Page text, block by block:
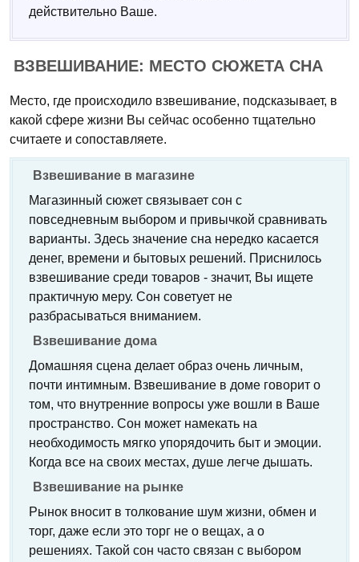
действительно Ваше.
ВЗВЕШИВАНИЕ: МЕСТО СЮЖЕТА СНА
Место, где происходило взвешивание, подсказывает, в
какой сфере жизни Вы сейчас особенно тщательно
считаете и сопоставляете.
Взвешивание в магазине
Магазинный сюжет связывает сон с
повседневным выбором и привычкой сравнивать
варианты. Здесь значение сна нередко касается
денег, времени и бытовых решений. Приснилось
взвешивание среди товаров - значит, Вы ищете
практичную меру. Сон советует не
разбрасываться вниманием.
Взвешивание дома
Домашняя сцена делает образ очень личным,
почти интимным. Взвешивание в доме говорит о
том, что внутренние вопросы уже вошли в Ваше
пространство. Сон может намекать на
необходимость мягко упорядочить быт и эмоции.
Когда все на своих местах, душе легче дышать.
Взвешивание на рынке
Рынок вносит в толкование шум жизни, обмен и
торг, даже если это торг не о вещах, а о
решениях. Такой сон часто связан с выбором